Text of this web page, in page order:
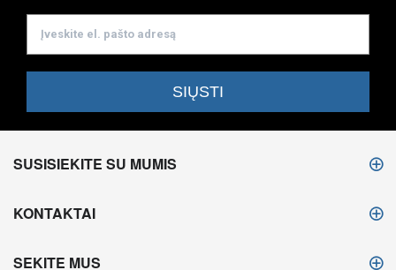
SUSISIEKITE SU MUMIS
KONTAKTAI
SEKITE MUS